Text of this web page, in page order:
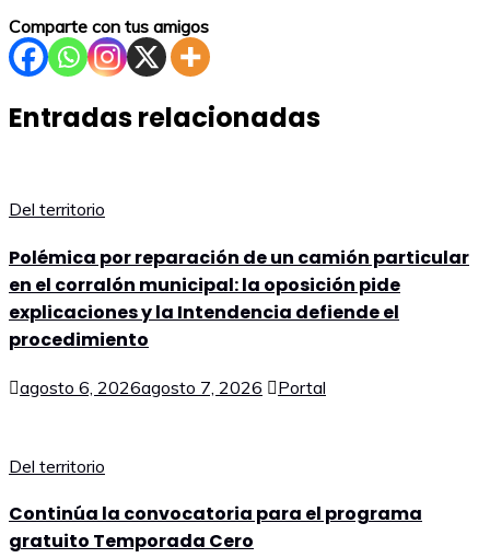
Comparte con tus amigos
Entradas relacionadas
Del territorio
Polémica por reparación de un camión particular
en el corralón municipal: la oposición pide
explicaciones y la Intendencia defiende el
procedimiento
agosto 6, 2026agosto 7, 2026 Portal
Del territorio
Continúa la convocatoria para el programa
gratuito Temporada Cero